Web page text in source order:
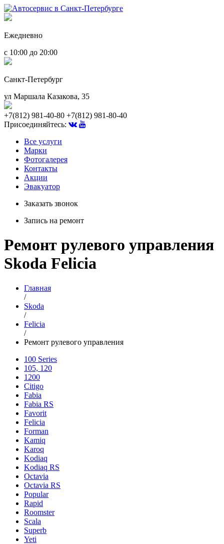
Ежедневно
с 10:00 до 20:00
Санкт-Петербург
ул Маршала Казакова, 35
+7(812) 981-40-80 +7(812) 981-80-40
Присоединяйтесь:
Все услуги
Марки
Фотогалерея
Контакты
Акции
Эвакуатор
Заказать звонок
Запись на ремонт
Ремонт рулевого управления
Skoda Felicia
Главная
/
Skoda
/
Felicia
/
Ремонт рулевого управления
100 Series
105, 120
1200
Citigo
Fabia
Fabia RS
Favorit
Felicia
Forman
Kamiq
Karoq
Kodiaq
Kodiaq RS
Octavia
Octavia RS
Popular
Rapid
Roomster
Scala
Superb
Yeti